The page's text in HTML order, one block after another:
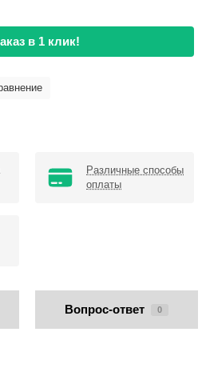
в 1 клик!
Различные способы
оплаты
Вопрос-ответ 0